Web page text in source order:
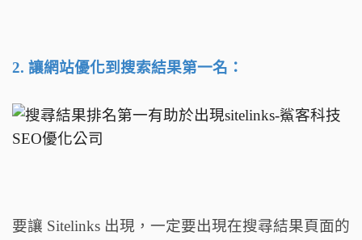
2. 讓網站優化到搜索結果第一名：
要讓 Sitelinks 出現，一定要出現在搜尋結果頁面的